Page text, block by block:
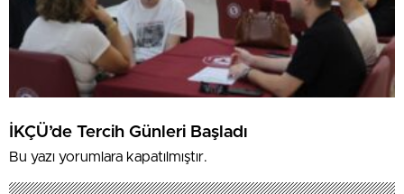
İKÇÜ’de Tercih Günleri Başladı
Bu yazı yorumlara kapatılmıştır.